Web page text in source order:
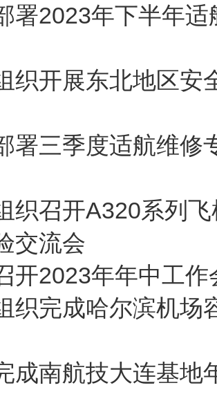
署2023年下半年适
织开展东北地区安
署三季度适航维修
织召开A320系列
交流会
开2023年年中工作
织完成哈尔滨机场
成南航技大连基地